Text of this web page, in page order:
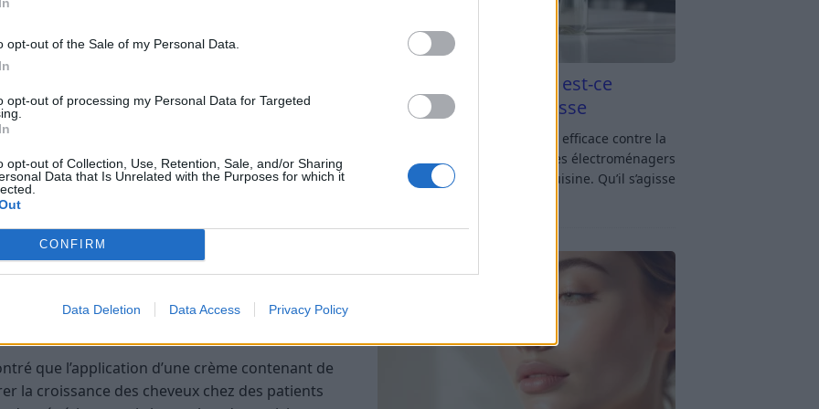
opt-out of the Sale of my Personal Data.
opt-out of processing my Personal Data for Targeted
opt-out of Collection, Use, Retention, Sale, and/or Sharing
Data that Is Unrelated with the Purposes for which it
CONFIRM
Data Deletion Data Access Privacy Policy
le cuir chevelu et renforcent la fibre
vitamine E, qui contribue à la protection des
oxydatif.
l’efficacité de l’huile de
la question principale demeure : l’huile de
? La réponse est nuancée. Il existe peu
axées sur la croissance capillaire et
provient de témoignages ou de recherches
que l’application d’une crème contenant de
la croissance des cheveux chez des patients
Vinaigre blanc et four est-ce
efficace contre la graisse
Vinaigre blanc et four : est-ce efficace contre la
graisse ? Le four fait partie des électroménagers
les plus sollicités dans une cuisine. Qu’il s’agisse